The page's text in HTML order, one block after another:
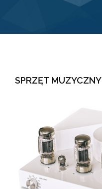
SPRZĘT MUZYCZNY